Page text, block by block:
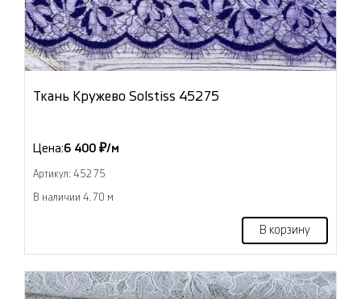
Ткань Кружево Solstiss 45275
Цена:6 400 ₽/м
Артикул: 45275
В наличии 4.70 м
В корзину